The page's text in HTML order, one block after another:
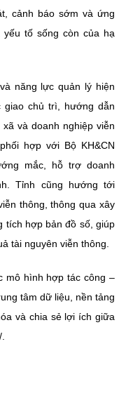
cảnh báo sớm và ứng
tố sống còn của hạ
năng lực quản lý hiện
giao chủ trì, hướng dẫn
và doanh nghiệp viễn
hợp với Bộ KH&CN
mắc, hỗ trợ doanh
Tỉnh cũng hướng tới
thông , thông qua xây
tích hợp bản đồ số, giúp
tài nguyên viễn thông.
mô hình hợp tác công –
tâm dữ liệu, nền tảng
và chia sẻ lợi ích giữa